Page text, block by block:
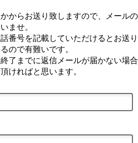
からお送り致しますので、メールの
ませ。
番号を記載していただけるとお送り
ので有難いです。
了までに返信メールが届かない場合
ければと思います。